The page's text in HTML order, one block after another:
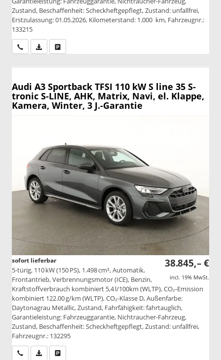
Zustand, Beschaffenheit: Scheckheftgepflegt, Zustand: unfallfrei,
Erstzulassung: 01.05.2026, Kilometerstand: 1.000 km, Fahrzeugnr.:
133215
Wir rufen Sie anPDF-Datei, Fahrzeugexposé drucken
Audi A3 Sportback TFSI 110 kW S line 35 S-
tronic S-LINE, AHK, Matrix, Navi, el. Klappe,
Kamera, Winter, 3 J.-Garantie
38.845,– €
incl. 19% MwSt.
sofort lieferbar
5-türig, 110 kW (150 PS), 1.498 cm³, Automatik,
Frontantrieb, Verbrennungsmotor (ICE), Benzin,
Kraftstoffverbrauch kombiniert 5,4 l/100km (WLTP), CO₂-Emission
kombiniert 122.00 g/km (WLTP), CO₂-Klasse D, Außenfarbe:
Daytonagrau Metallic, Zustand, Fahrfähigkeit: fahrtauglich,
Garantieleistung: Fahrzeuggarantie, Nichtraucher-Fahrzeug,
Zustand, Beschaffenheit: Scheckheftgepflegt, Zustand: unfallfrei,
Fahrzeugnr.: 132295
Wir rufen Sie anPDF-Datei, Fahrzeugexposé drucken